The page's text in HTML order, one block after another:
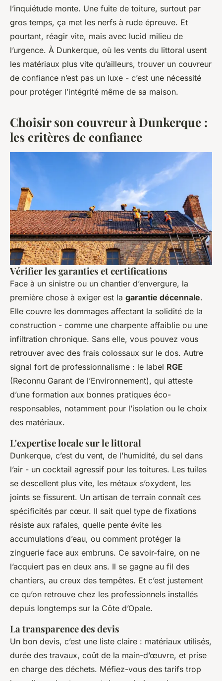
l’inquiétude monte. Une fuite de toiture, surtout par
gros temps, ça met les nerfs à rude épreuve. Et
pourtant, réagir vite, mais avec lucid milieu de
l’urgence. À Dunkerque, où les vents du littoral usent
les matériaux plus vite qu’ailleurs, trouver un couvreur
de confiance n’est pas un luxe - c’est une nécessité
pour protéger l’intégrité même de sa maison.
Choisir son couvreur à Dunkerque :
les critères de confiance
Vérifier les garanties et certifications
Face à un sinistre ou un chantier d’envergure, la
première chose à exiger est la garantie décennale.
Elle couvre les dommages affectant la solidité de la
construction - comme une charpente affaiblie ou une
infiltration chronique. Sans elle, vous pouvez vous
retrouver avec des frais colossaux sur le dos. Autre
signal fort de professionnalisme : le label RGE
(Reconnu Garant de l’Environnement), qui atteste
d’une formation aux bonnes pratiques éco-
responsables, notamment pour l’isolation ou le choix
des matériaux.
L'expertise locale sur le littoral
Dunkerque, c’est du vent, de l’humidité, du sel dans
l’air - un cocktail agressif pour les toitures. Les tuiles
se descellent plus vite, les métaux s’oxydent, les
joints se fissurent. Un artisan de terrain connaît ces
spécificités par cœur. Il sait quel type de fixations
résiste aux rafales, quelle pente évite les
accumulations d’eau, ou comment protéger la
zinguerie face aux embruns. Ce savoir-faire, on ne
l’acquiert pas en deux ans. Il se gagne au fil des
chantiers, au creux des tempêtes. Et c’est justement
ce qu’on retrouve chez les professionnels installés
depuis longtemps sur la Côte d’Opale.
La transparence des devis
Un bon devis, c’est une liste claire : matériaux utilisés,
durée des travaux, coût de la main-d’œuvre, et prise
en charge des déchets. Méfiez-vous des tarifs trop